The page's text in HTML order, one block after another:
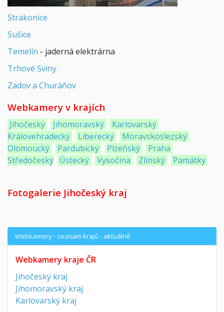
Strakonice
Sušice
Temelín - jaderná elektrárna
Trhové Sviny
Zadov a Churáňov
Webkamery v krajích
Jihočeský Jihomoravský
Karlovarský
Královehradecký
Liberecký
Moravskoslezský
Olomoucký
Pardubický Plzeňský
Praha
Středočeský Ústecký Vysočina Zlínský Památky
Fotogalerie Jihočeský kraj
Webkamery - seznam krajů - aktuálně
Webkamery kraje ČR
Jihočeský kraj
Jihomoravský kraj
Karlovarský kraj